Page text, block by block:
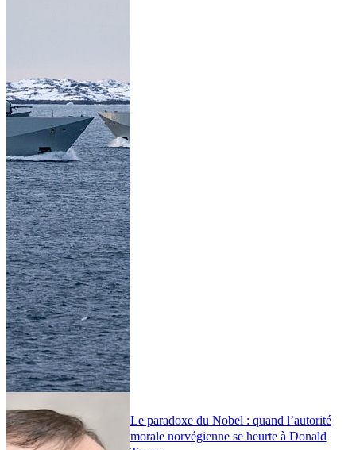
Le paradoxe du Nobel : quand l’autorité
morale norvégienne se heurte à Donald